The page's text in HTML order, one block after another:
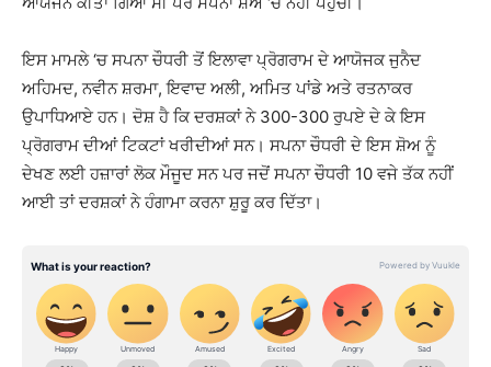
ਇਸ ਮਾਮਲੇ ‘ਚ ਸਪਨਾ ਚੌਧਰੀ ਤੋਂ ਇਲਾਵਾ ਪ੍ਰੋਗਰਾਮ ਦੇ ਆਯੋਜਕ ਜੁਨੈਦ
ਅਹਿਮਦ, ਨਵੀਨ ਸ਼ਰਮਾ, ਇਵਾਦ ਅਲੀ, ਅਮਿਤ ਪਾਂਡੇ ਅਤੇ ਰਤਨਾਕਰ
ਉਪਾਧਿਆਏ ਹਨ। ਦੋਸ਼ ਹੈ ਕਿ ਦਰਸ਼ਕਾਂ ਨੇ 300-300 ਰੁਪਏ ਦੇ ਕੇ ਇਸ
ਪ੍ਰੋਗਰਾਮ ਦੀਆਂ ਟਿਕਟਾਂ ਖਰੀਦੀਆਂ ਸਨ। ਸਪਨਾ ਚੌਧਰੀ ਦੇ ਇਸ ਸ਼ੋਅ ਨੂੰ
ਦੇਖਣ ਲਈ ਹਜ਼ਾਰਾਂ ਲੋਕ ਮੌਜੂਦ ਸਨ ਪਰ ਜਦੋਂ ਸਪਨਾ ਚੌਧਰੀ 10 ਵਜੇ ਤੱਕ ਨਹੀਂ
ਆਈ ਤਾਂ ਦਰਸ਼ਕਾਂ ਨੇ ਹੰਗਾਮਾ ਕਰਨਾ ਸ਼ੁਰੂ ਕਰ ਦਿੱਤਾ।